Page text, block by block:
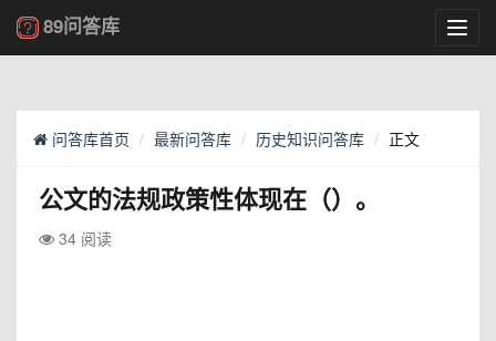
89问答库
问答库首页 最新问答库 历史知识问答库 正文
公文的法规政策性体现在（）。
34 阅读